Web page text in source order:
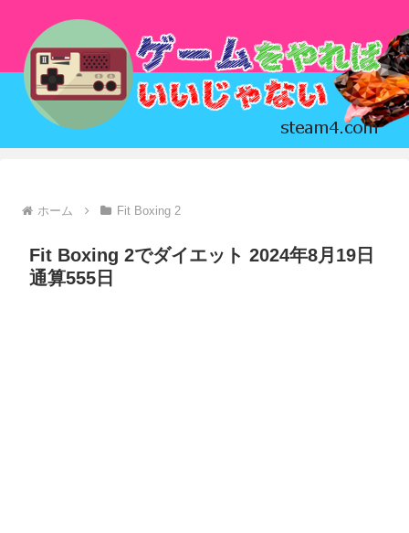
ホーム Fit Boxing 2
Fit Boxing 2でダイエット 2024年8月19日
通算555日